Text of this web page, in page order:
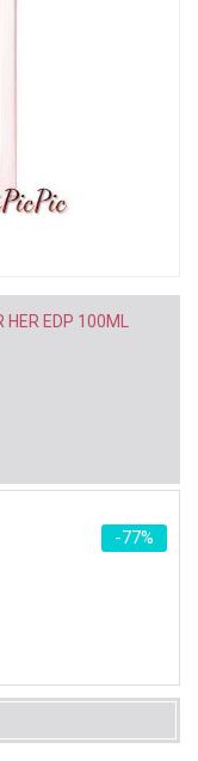
EDP 100ML
-77%
HOA NỮ KARL
FOR HER
Mua ngay
HOA NỮ
1.153.000đ